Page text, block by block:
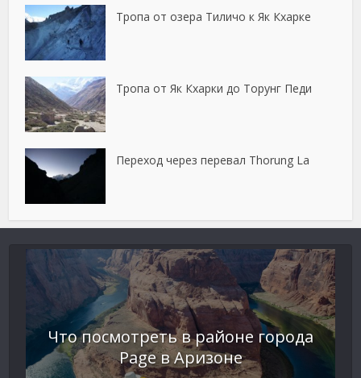
Тропа от озера Тиличо к Як Кхарке
Тропа от Як Кхарки до Торунг Педи
Переход через перевал Thorung La
Что посмотреть в районе города
Page в Аризоне